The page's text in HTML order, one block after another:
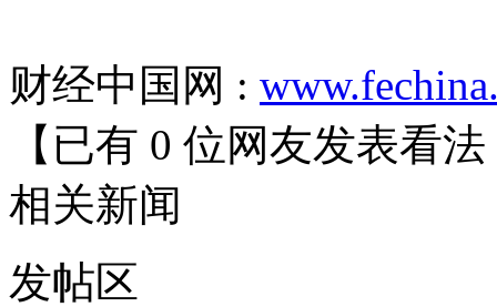
财经中国网 :
【已有 0 位网友发表看法
相关新闻
发帖区